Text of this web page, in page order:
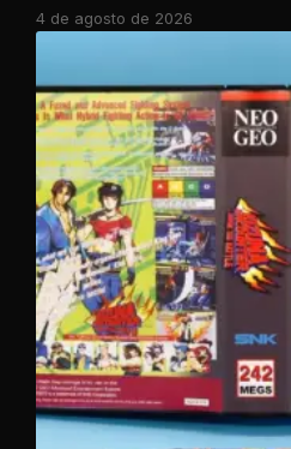
4 de agosto de 2026